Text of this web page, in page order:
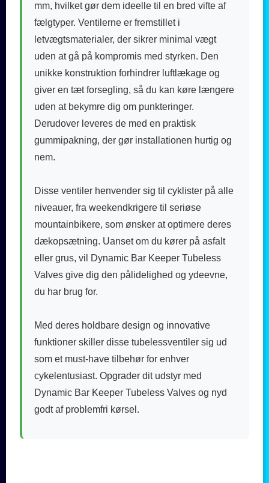
mm, hvilket gør dem ideelle til en bred vifte af
fælgtyper. Ventilerne er fremstillet i
letvægtsmaterialer, der sikrer minimal vægt
uden at gå på kompromis med styrken. Den
unikke konstruktion forhindrer luftlækage og
giver en tæt forsegling, så du kan køre længere
uden at bekymre dig om punkteringer.
Derudover leveres de med en praktisk
gummipakning, der gør installationen hurtig og
nem.
Disse ventiler henvender sig til cyklister på alle
niveauer, fra weekendkrigere til seriøse
mountainbikere, som ønsker at optimere deres
dækopsætning. Uanset om du kører på asfalt
eller grus, vil Dynamic Bar Keeper Tubeless
Valves give dig den pålidelighed og ydeevne,
du har brug for.
Med deres holdbare design og innovative
funktioner skiller disse tubelessventiler sig ud
som et must-have tilbehør for enhver
cykelentusiast. Opgrader dit udstyr med
Dynamic Bar Keeper Tubeless Valves og nyd
godt af problemfri kørsel.